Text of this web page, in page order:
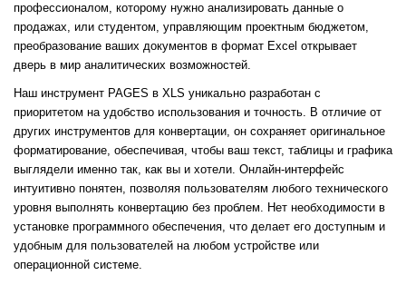
профессионалом, которому нужно анализировать данные о
продажах, или студентом, управляющим проектным бюджетом,
преобразование ваших документов в формат Excel открывает
дверь в мир аналитических возможностей.
Наш инструмент PAGES в XLS уникально разработан с
приоритетом на удобство использования и точность. В отличие от
других инструментов для конвертации, он сохраняет оригинальное
форматирование, обеспечивая, чтобы ваш текст, таблицы и графика
выглядели именно так, как вы и хотели. Онлайн-интерфейс
интуитивно понятен, позволяя пользователям любого технического
уровня выполнять конвертацию без проблем. Нет необходимости в
установке программного обеспечения, что делает его доступным и
удобным для пользователей на любом устройстве или
операционной системе.